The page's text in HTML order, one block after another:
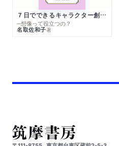
７日でできるキャラクター創作入門
─想像って役立つの？
名取佐和子著